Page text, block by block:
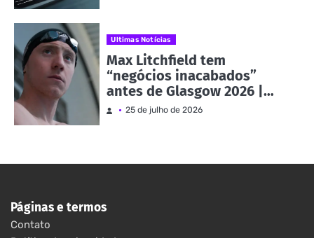
Ultimas Notícias
Max Litchfield tem
“negócios inacabados”
antes de Glasgow 2026 |
Notícias e eventos
25 de julho de 2026
Páginas e termos
Contato